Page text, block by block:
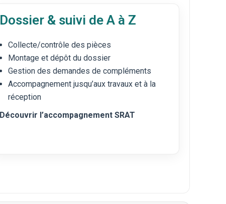
Dossier & suivi de A à Z
Collecte/contrôle des pièces
Montage et dépôt du dossier
Gestion des demandes de compléments
Accompagnement jusqu’aux travaux et à la
réception
Découvrir l’accompagnement SRAT